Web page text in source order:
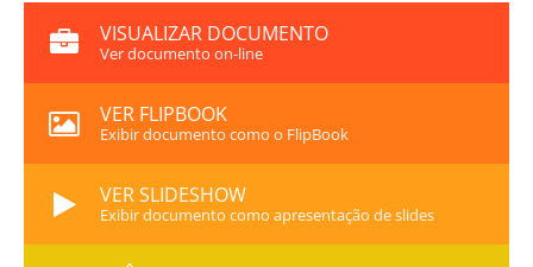
VISUALIZAR DOCUMENTO
Ver documento on-line
VER FLIPBOOK
Exibir documento como o FlipBook
VER SLIDESHOW
Exibir documento como apresentação de slides